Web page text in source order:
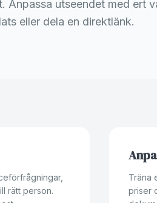
Anpassa utseendet med ert
eller dela en direktlänk.
rätt person.
Träna
priser